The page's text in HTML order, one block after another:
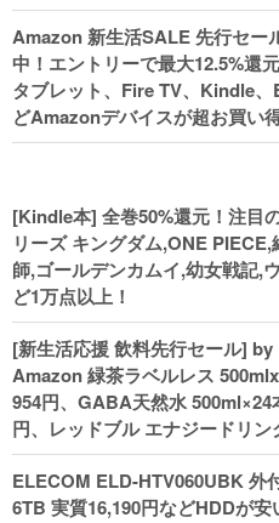
Amazon 新生活SALE 先行セー
中！エントリーで最大12.5%還
タブレット、Fire TV、Kindle
どAmazonデバイスが超お買い
還元！Kindle本 新生活フェアな
[Kindle本] 全巻50%還元！注目
リーズ キングダム,ONE PIECE,
師,ゴールデンカムイ,幼女戦記,
ど1万点以上！
[新生活応援 飲料先行セール] by
Amazon 緑茶ラベルレス
954円、GABA天然水 500ml×24
円、レッドブル エナジードリン
250mlx24本 3,412円、い･ろ･は
本 846円など飲料セール
ELECOM ELD-HTV060UBK 外
6TB 実質16,190円などHDDが安